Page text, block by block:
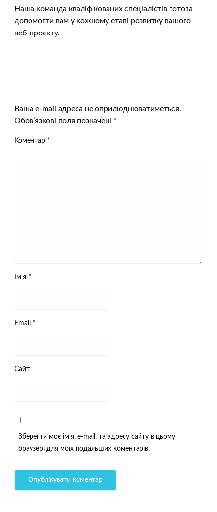
Наша команда кваліфікованих спеціалістів готова
допомогти вам у кожному етапі розвитку вашого
веб-проєкту.
Ваша e-mail адреса не оприлюднюватиметься.
Обов’язкові поля позначені *
Коментар *
Ім'я *
Email *
Сайт
Зберегти моє ім'я, e-mail, та адресу сайту в цьому
браузері для моїх подальших коментарів.